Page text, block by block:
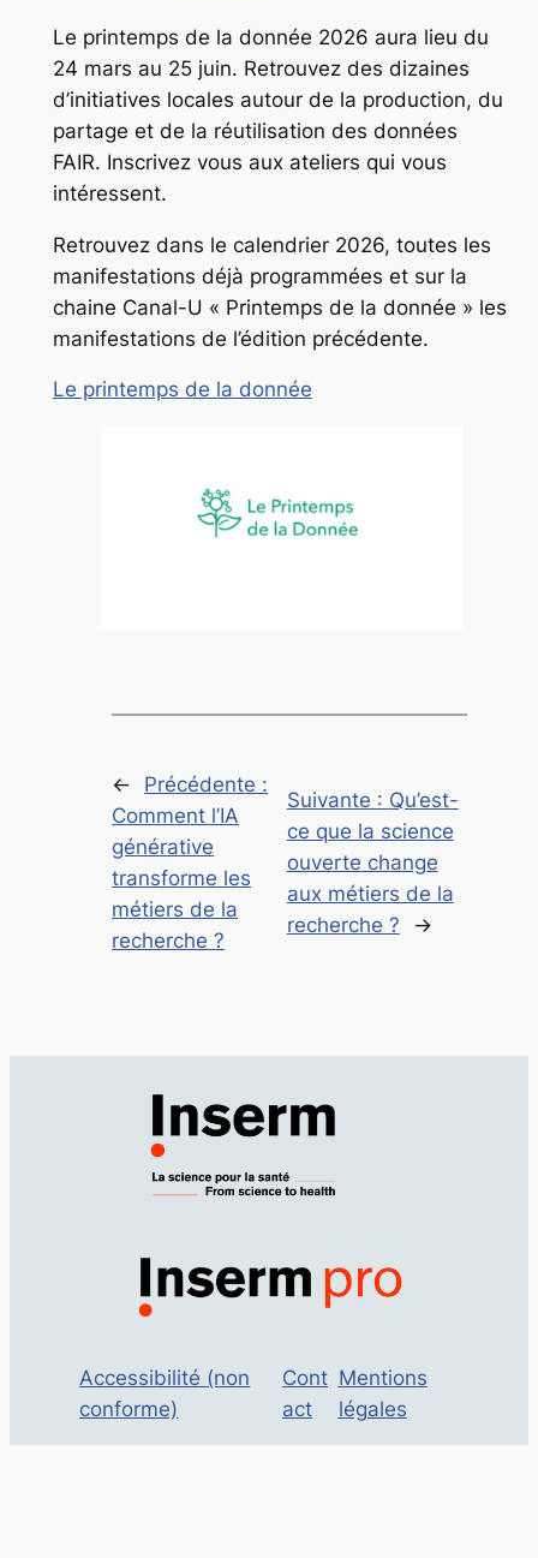
Le printemps de la donnée 2026 aura lieu du
24 mars au 25 juin. Retrouvez des dizaines
d’initiatives locales autour de la production, du
partage et de la réutilisation des données
FAIR. Inscrivez vous aux ateliers qui vous
intéressent.
Retrouvez dans le calendrier 2026, toutes les
manifestations déjà programmées et sur la
chaine Canal-U « Printemps de la donnée » les
manifestations de l’édition précédente.
Le printemps de la donnée
←
Précédente :
Comment l’IA
générative
transforme les
métiers de la
recherche ?
Suivante : Qu’est-
ce que la science
ouverte change
aux métiers de la
recherche ?
→
Accessibilité (non
conforme)
Cont
act
Mentions
légales